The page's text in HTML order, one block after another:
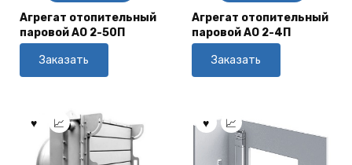
Агрегат отопительный
паровой АО 2-50П
Заказать
Агрегат отопительный
паровой АО 2-4П
Заказать